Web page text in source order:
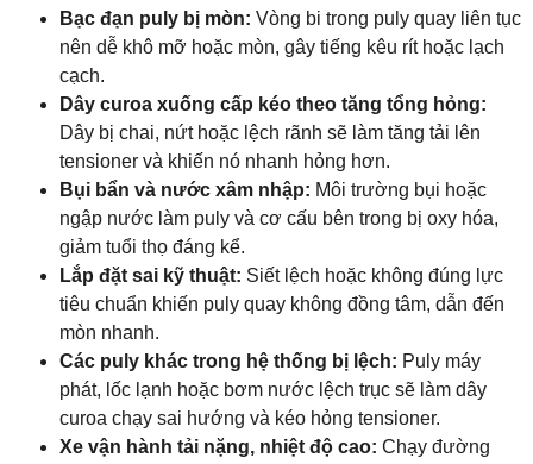
Bạc đạn puly bị mòn: Vòng bi trong puly quay liên tục
nên dễ khô mỡ hoặc mòn, gây tiếng kêu rít hoặc lạch
cạch.
Dây curoa xuống cấp kéo theo tăng tổng hỏng:
Dây bị chai, nứt hoặc lệch rãnh sẽ làm tăng tải lên
tensioner và khiến nó nhanh hỏng hơn.
Bụi bẩn và nước xâm nhập: Môi trường bụi hoặc
ngập nước làm puly và cơ cấu bên trong bị oxy hóa,
giảm tuổi thọ đáng kể.
Lắp đặt sai kỹ thuật: Siết lệch hoặc không đúng lực
tiêu chuẩn khiến puly quay không đồng tâm, dẫn đến
mòn nhanh.
Các puly khác trong hệ thống bị lệch: Puly máy
phát, lốc lạnh hoặc bơm nước lệch trục sẽ làm dây
curoa chạy sai hướng và kéo hỏng tensioner.
Xe vận hành tải nặng, nhiệt độ cao: Chạy đường